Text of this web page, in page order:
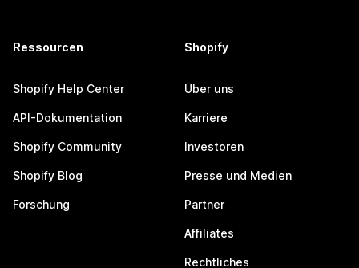
Ressourcen
Shopify Help Center
API-Dokumentation
Shopify Community
Shopify Blog
Forschung
Shopify
Über uns
Karriere
Investoren
Presse und Medien
Partner
Affiliates
Rechtliches